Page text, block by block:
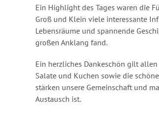
Ein Highlight des Tages waren die
Groß und Klein viele interessante
Lebensräume und spannende
großen Anklang fand.
Ein herzliches Dankeschön gilt
Salate und Kuchen sowie die
stärken unsere Gemeinschaft und
Austausch ist.